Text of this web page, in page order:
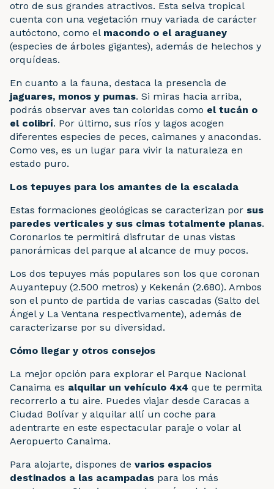
otro de sus grandes atractivos. Esta selva tropical
cuenta con una vegetación muy variada de carácter
autóctono, como el macondo o el araguaney
(especies de árboles gigantes), además de helechos y
orquídeas.
En cuanto a la fauna, destaca la presencia de
jaguares, monos y pumas. Si miras hacia arriba,
podrás observar aves tan coloridas como el tucán o
el colibrí. Por último, sus ríos y lagos acogen
diferentes especies de peces, caimanes y anacondas.
Como ves, es un lugar para vivir la naturaleza en
estado puro.
Los tepuyes para los amantes de la escalada
Estas formaciones geológicas se caracterizan por sus
paredes verticales y sus cimas totalmente planas.
Coronarlos te permitirá disfrutar de unas vistas
panorámicas del parque al alcance de muy pocos.
Los dos tepuyes más populares son los que coronan
Auyantepuy (2.500 metros) y Kekenán (2.680). Ambos
son el punto de partida de varias cascadas (Salto del
Ángel y La Ventana respectivamente), además de
caracterizarse por su diversidad.
Cómo llegar y otros consejos
La mejor opción para explorar el Parque Nacional
Canaima es alquilar un vehículo 4x4 que te permita
recorrerlo a tu aire. Puedes viajar desde Caracas a
Ciudad Bolívar y alquilar allí un coche para
adentrarte en este espectacular paraje o volar al
Aeropuerto Canaima.
Para alojarte, dispones de varios espacios
destinados a las acampadas para los más